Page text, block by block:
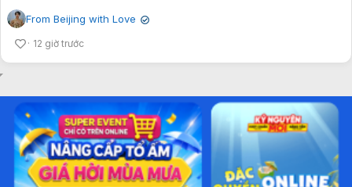
From Beijing with Love ✔
12 giờ trước